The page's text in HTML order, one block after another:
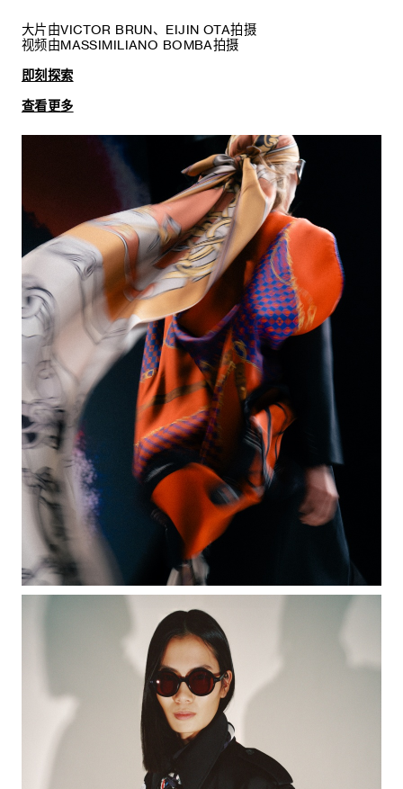
大片由VICTOR BRUN、EIJIN OTA拍摄
视频由MASSIMILIANO BOMBA拍摄
即刻探索
查看更多